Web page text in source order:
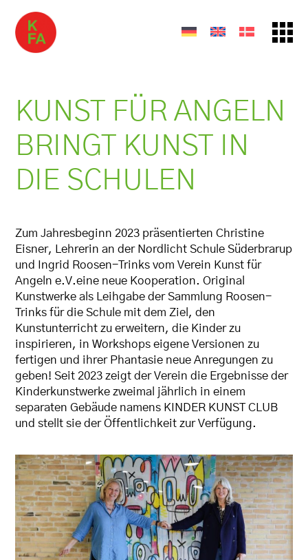
KUNST FÜR ANGELN
BRINGT KUNST IN
DIE SCHULEN
Zum Jahresbeginn 2023 präsentierten Christine
Eisner, Lehrerin an der Nordlicht Schule Süderbrarup
und Ingrid Roosen-Trinks vom Verein Kunst für
Angeln e.V.eine neue Kooperation. Original
Kunstwerke als Leihgabe der Sammlung Roosen-
Trinks für die Schule mit dem Ziel, den
Kunstunterricht zu erweitern, die Kinder zu
inspirieren, in Workshops eigene Versionen zu
fertigen und ihrer Phantasie neue Anregungen zu
geben! Seit 2023 zeigt der Verein die Ergebnisse der
Kinderkunstwerke zweimal jährlich in einem
separaten Gebäude namens KINDER KUNST CLUB
und stellt sie der Öffentlichkeit zur Verfügung.